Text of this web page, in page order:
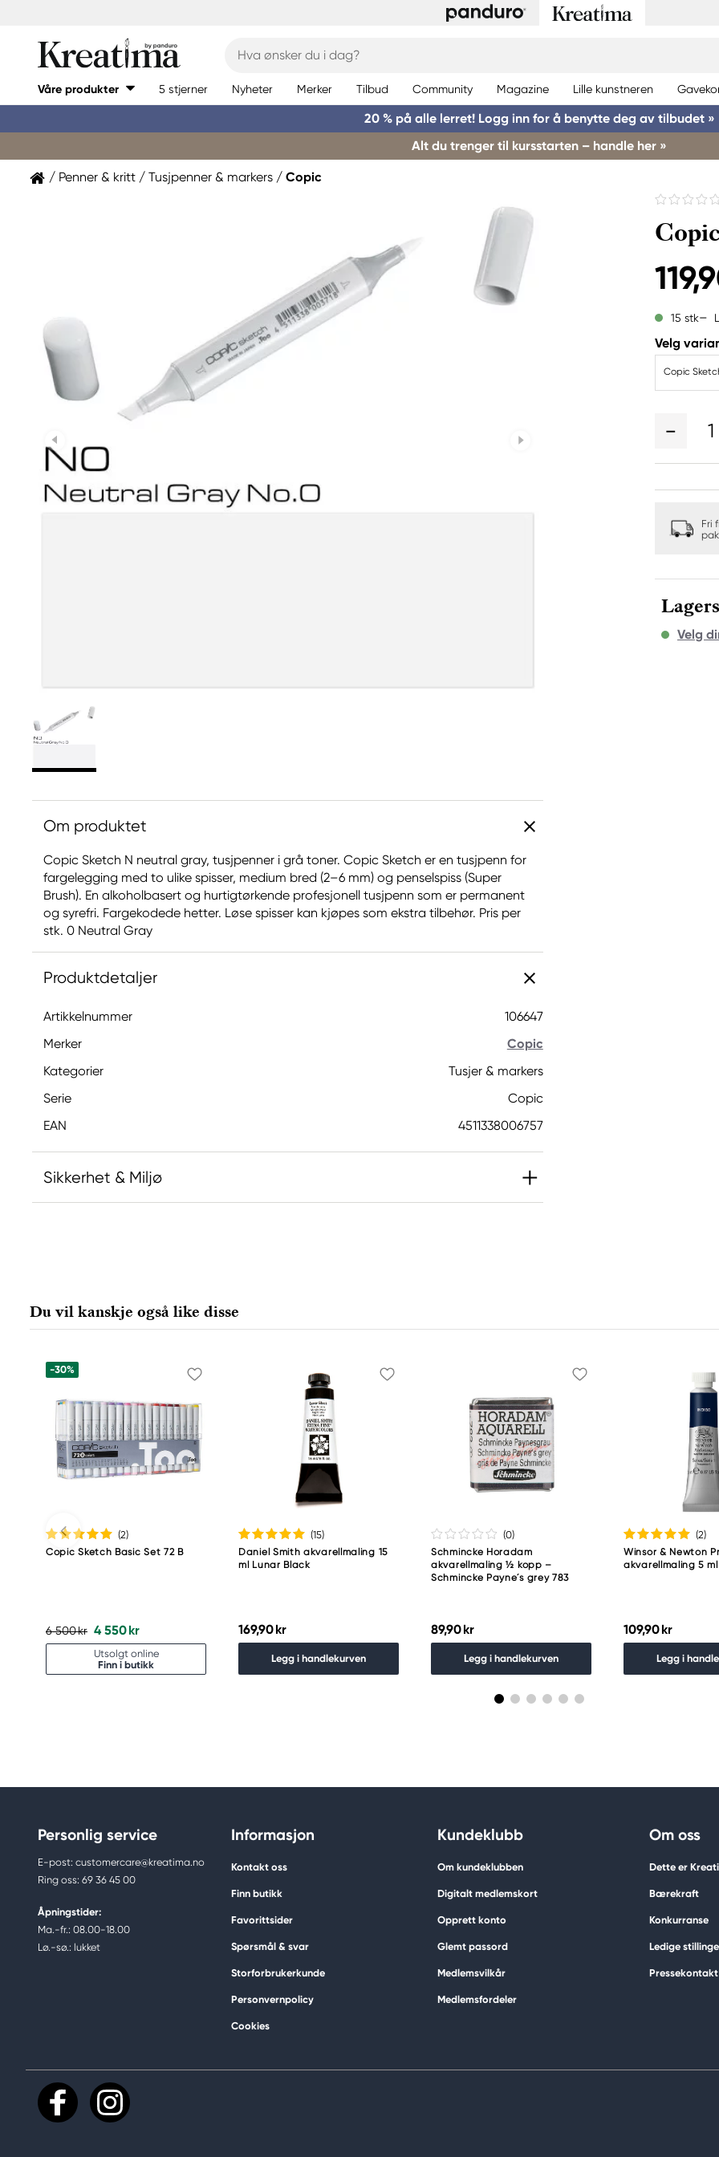
Våre produkter 5 stjerner Nyheter Merker Tilbud Community Magazine Lille kunstneren
20 % på alle lerret! Logg inn for å benytte deg av tilbudet »
Alt du trenger til kursstarten – handle her »
Penner & kritt Tusjpenner & markers Copic
15 stk
Velg
Copic
1
Fri
Velg
Om produktet
Copic Sketch N neutral gray, tusjpenner i grå toner. Copic Sketch er en tusjpenn for
fargelegging med to ulike spisser, medium bred (2–6 mm) og penselspiss (Super
Brush). En alkoholbasert og hurtigtørkende profesjonell tusjpenn som er permanent
og syrefri. Fargekodede hetter. Løse spisser kan kjøpes som ekstra tilbehør. Pris per
stk. 0 Neutral Gray
Produktdetaljer
Artikkelnummer
106647
Merker
Copic
Kategorier
Tusjer & markers
Serie
Copic
EAN
4511338006757
Sikkerhet & Miljø
65205 Wiesbaden, Germany
export@holtz-gmbh.de
Produsent
Too Marker Products Inc.
Meguro Higashiyama Bldg., 1-4-4 Higashiyama, Meguro-ku
Tokyo 153-0043 Japan
Du vil kanskje også like disse
-30%
(2)
Copic Sketch Basic Set 72 B
6 500 kr 4 550 kr
Utsolgt online
Finn i butikk
(15)
Daniel Smith akvarellmaling 15
ml Lunar Black
169,90 kr
Legg i handlekurven
(0)
Schmincke Horadam
akvarellmaling ½ kopp –
Schmincke Payne´s grey 783
89,90 kr
Legg i handlekurven
(2)
Winsor & Newton
akvarellmaling 5
109,90 kr
Legg i
Personlig service
E-post: customercare@kreatima.no
Ring oss: 69 36 45 00
Åpningstider:
Ma.-fr.: 08.00-18.00
Lø.-sø.: lukket
Informasjon
Kontakt oss
Finn butikk
Favorittsider
Spørsmål & svar
Storforbrukerkunde
Personvernpolicy
Cookies
Kundeklubb
Om kundeklubben
Digitalt medlemskort
Opprett konto
Glemt passord
Medlemsvilkår
Medlemsfordeler
Om oss
Dette er
Bærekraft
Konkurranse
Ledige
Pressekontakt